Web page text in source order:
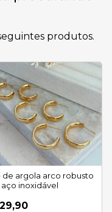
produtos.
de argola arco robusto
inoxidável